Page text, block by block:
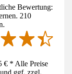
Bewertung:
210
€ * Alle Preise
ggf. zzgl.